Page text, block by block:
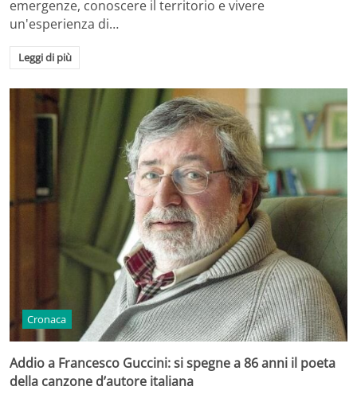
emergenze, conoscere il territorio e vivere
un'esperienza di…
Leggi di più
Cronaca
Addio a Francesco Guccini: si spegne a 86 anni il poeta
della canzone d’autore italiana